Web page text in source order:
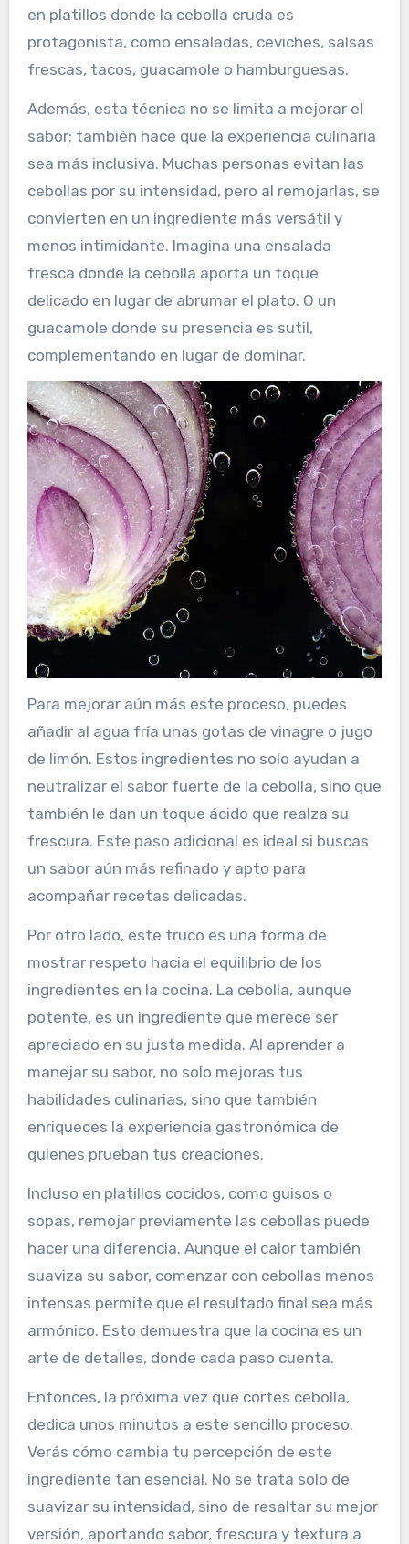
en platillos donde la cebolla cruda es
protagonista, como ensaladas, ceviches, salsas
frescas, tacos, guacamole o hamburguesas.
Además, esta técnica no se limita a mejorar el
sabor; también hace que la experiencia culinaria
sea más inclusiva. Muchas personas evitan las
cebollas por su intensidad, pero al remojarlas, se
convierten en un ingrediente más versátil y
menos intimidante. Imagina una ensalada
fresca donde la cebolla aporta un toque
delicado en lugar de abrumar el plato. O un
guacamole donde su presencia es sutil,
complementando en lugar de dominar.
Para mejorar aún más este proceso, puedes
añadir al agua fría unas gotas de vinagre o jugo
de limón. Estos ingredientes no solo ayudan a
neutralizar el sabor fuerte de la cebolla, sino que
también le dan un toque ácido que realza su
frescura. Este paso adicional es ideal si buscas
un sabor aún más refinado y apto para
acompañar recetas delicadas.
Por otro lado, este truco es una forma de
mostrar respeto hacia el equilibrio de los
ingredientes en la cocina. La cebolla, aunque
potente, es un ingrediente que merece ser
apreciado en su justa medida. Al aprender a
manejar su sabor, no solo mejoras tus
habilidades culinarias, sino que también
enriqueces la experiencia gastronómica de
quienes prueban tus creaciones.
Incluso en platillos cocidos, como guisos o
sopas, remojar previamente las cebollas puede
hacer una diferencia. Aunque el calor también
suaviza su sabor, comenzar con cebollas menos
intensas permite que el resultado final sea más
armónico. Esto demuestra que la cocina es un
arte de detalles, donde cada paso cuenta.
Entonces, la próxima vez que cortes cebolla,
dedica unos minutos a este sencillo proceso.
Verás cómo cambia tu percepción de este
ingrediente tan esencial. No se trata solo de
suavizar su intensidad, sino de resaltar su mejor
versión, aportando sabor, frescura y textura a